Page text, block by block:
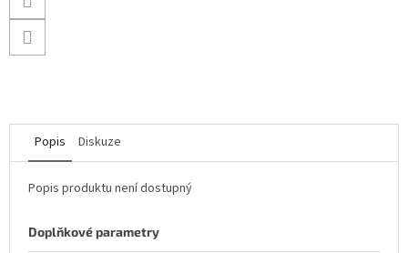
Popis Diskuze
Popis produktu není dostupný
Doplňkové parametry